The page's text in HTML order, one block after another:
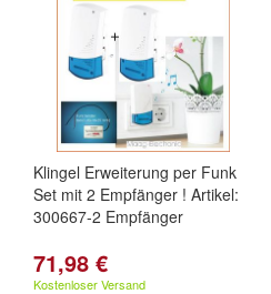
Klingel Erweiterung per Funk
Set mit 2 Empfänger ! Artikel:
300667-2 Empfänger
71,98 €
Kostenloser Versand